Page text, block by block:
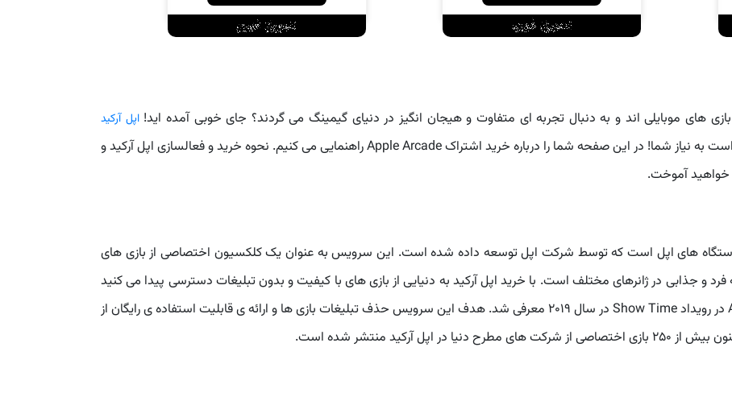
های موبایلی اند و به دنبال تجربه ای متفاوت و هیجان انگیز در دنیای گیمینگ می گردند؟ جای خوبی آمده اید!اپل آرکید
سرویس اشتراکی بازی های اختصاصی اپل، پاسخی است به نیاز شما! در این صفحه شما را درباره خرید اشتراک Apple Arcade راهنمایی می کنیم. نحوه خرید و فعالسازی اپل آرکید و
خواهید آموخت.
دستگاه های اپل است که توسط شرکت اپل توسعه داده شده است. این سرویس به عنوان یک کلکسیون اختصاصی از بازی های
و جذابی در ژانرهای مختلف است. با خرید اپل آرکید به دنیایی از بازی های با کیفیت و بدون تبلیغات دسترسی پیدا می کنید
و می توانید ساعت ها سرگرم شوید! Apple Arcade در رویداد Show Time در سال 2019 معرفی شد. هدف این سرویس حذف تبلیغات بازی ها و ارائه ی قابلیت استفاده ی رایگان از
آرکید منتشر شده است.